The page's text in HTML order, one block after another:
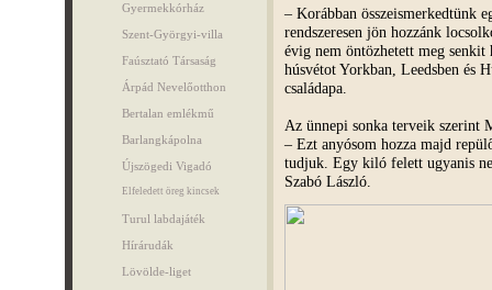
Gyermekkórház
Szent-Györgyi-villa
Faúsztató Társaság
Árpád Nevelőotthon
Bertalan emlékmű
Barlangkápolna
Újszögedi Vigadó
Elfeledett öreg kincsek
Turul labdajáték
Hírárudák
Lövölde-liget
– Korábban összeismerkedtünk
rendszeresen jön hozzánk
évig nem öntözhetett meg senkit
húsvétot Yorkban, Leedsben és
családapa.
Az ünnepi sonka terveik szerint
– Ezt anyósom hozza majd
tudjuk. Egy kiló felett ugyanis
Szabó László.